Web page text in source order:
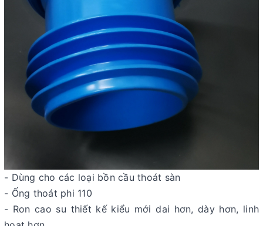
- Dùng cho các loại bồn cầu thoát sàn
- Ống thoát phi 110
- Ron cao su thiết kế kiểu mới dai hơn, dày hơn, linh